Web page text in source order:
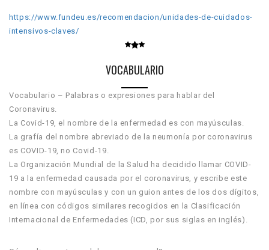
https://www.fundeu.es/recomendacion/unidades-de-cuidados-
intensivos-claves/
VOCABULARIO
Vocabulario – Palabras o expresiones para hablar del
Coronavirus.
La Covid-19, el nombre de la enfermedad es con mayúsculas.
La grafía del nombre abreviado de la neumonía por coronavirus
es COVID-19, no Covid-19.
La Organización Mundial de la Salud ha decidido llamar COVID-
19 a la enfermedad causada por el coronavirus, y escribe este
nombre con mayúsculas y con un guion antes de los dos dígitos,
en línea con códigos similares recogidos en la Clasificación
Internacional de Enfermedades (ICD, por sus siglas en inglés).